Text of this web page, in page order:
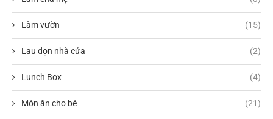
Làm vườn (15)
Lau dọn nhà cửa (2)
Lunch Box (4)
Món ăn cho bé (21)